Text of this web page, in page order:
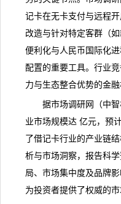
记卡在无卡支付与远程
改造与针对特定客群（
便利化与人民币国际化
配置的重要工具。行业
力与生态整合优势的金融
据市场调研网（中智
业市场规模达 亿元，预
了借记卡行业的产业链
析与市场洞察，报告科
局、市场集中度及品牌
为投资者提供了权威的